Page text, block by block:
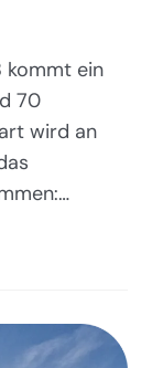
kommt ein
70
wird an